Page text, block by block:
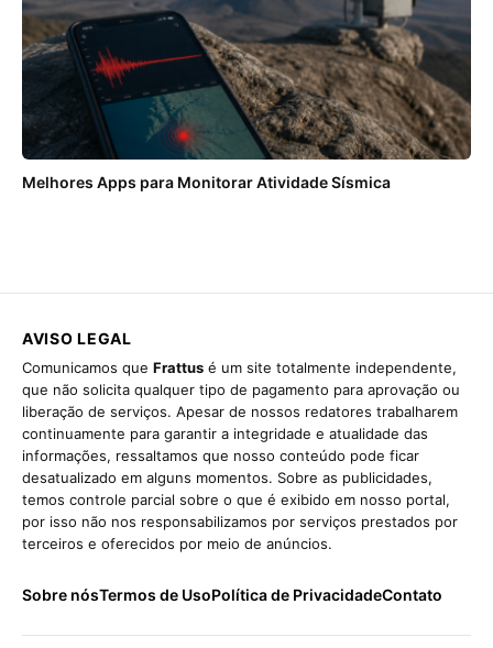
Melhores Apps para Monitorar Atividade Sísmica
AVISO LEGAL
Comunicamos que Frattus é um site totalmente independente,
que não solicita qualquer tipo de pagamento para aprovação ou
liberação de serviços. Apesar de nossos redatores trabalharem
continuamente para garantir a integridade e atualidade das
informações, ressaltamos que nosso conteúdo pode ficar
desatualizado em alguns momentos. Sobre as publicidades,
temos controle parcial sobre o que é exibido em nosso portal,
por isso não nos responsabilizamos por serviços prestados por
terceiros e oferecidos por meio de anúncios.
Sobre nósTermos de UsoPolítica de PrivacidadeContato